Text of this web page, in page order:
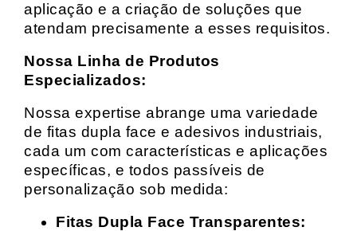
aplicação e a criação de soluções que
atendam precisamente a esses requisitos.
Nossa Linha de Produtos
Especializados:
Nossa expertise abrange uma variedade
de fitas dupla face e adesivos industriais,
cada um com características e aplicações
específicas, e todos passíveis de
personalização sob medida:
Fitas Dupla Face Transparentes: